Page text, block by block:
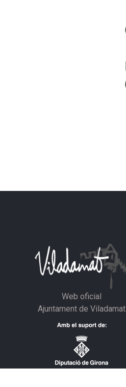
Web oficial
Ajuntament de Viladamat